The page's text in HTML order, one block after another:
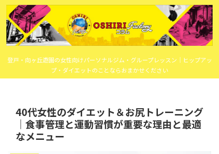
登戸・向ヶ丘遊園の女性向けパーソナルジム・グループレッスン｜ヒップアッ
プ・ダイエットのことならおまかせください
40代女性のダイエット＆お尻トレーニング
｜食事管理と運動習慣が重要な理由と最適
なメニュー